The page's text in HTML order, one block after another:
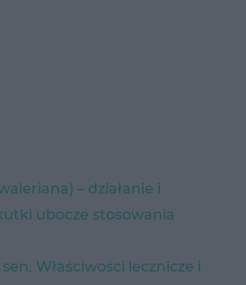
– działanie i
ubocze stosowania
Właściwości lecznicze i